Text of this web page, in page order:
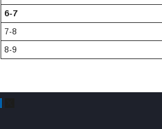
6-7
7-8
8-9